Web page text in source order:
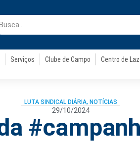
Serviços Clube de Campo Centro de
LUTA SINDICAL DIÁRIA, NOTÍCIAS
29/10/2024